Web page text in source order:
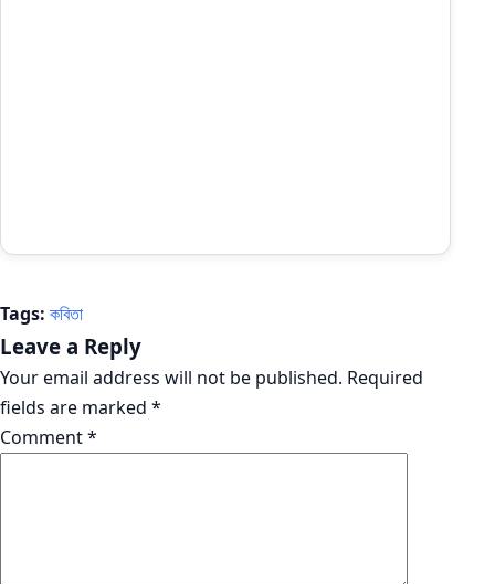
Tags: কবিতা
Leave a Reply
Your email address will not be published. Required
fields are marked *
Comment*